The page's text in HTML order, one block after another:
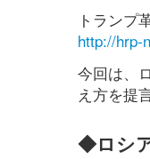
トランプ
http://hrp-
今回は、
え方を提
◆ロシ